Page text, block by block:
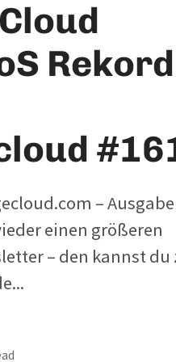
Rekord
– Ausgabe
einen größeren
– den kannst du